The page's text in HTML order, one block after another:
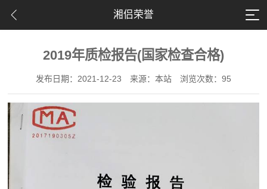
湘侣荣誉
2019年质检报告(国家检查合格)
发布日期：2021-12-23 来源：本站 浏览次数：95